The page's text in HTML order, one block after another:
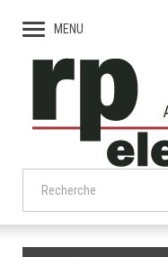
MENU